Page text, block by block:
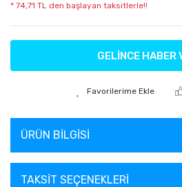
* 74,71 TL den başlayan taksitlerle!!
GELİNCE HABER
ÜRÜN BILGISI
TAKSIT SEÇENEKLERI